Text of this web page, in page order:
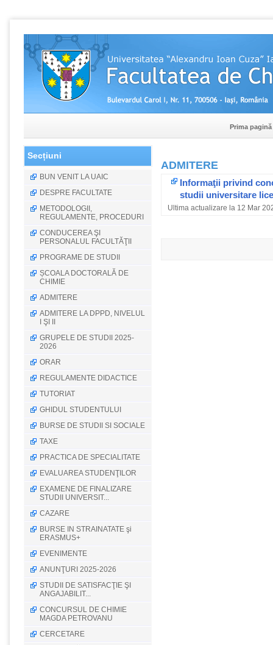
Prima pagină
Secțiuni
BUN VENIT LA UAIC
DESPRE FACULTATE
METODOLOGII,
REGULAMENTE, PROCEDURI
CONDUCEREA ŞI
PERSONALUL FACULTĂŢII
PROGRAME DE STUDII
ȘCOALA DOCTORALĂ DE
CHIMIE
ADMITERE
ADMITERE LA DPPD, NIVELUL
I ŞI II
GRUPELE DE STUDII 2025-
2026
ORAR
REGULAMENTE DIDACTICE
TUTORIAT
GHIDUL STUDENTULUI
BURSE DE STUDII SI SOCIALE
TAXE
PRACTICA DE SPECIALITATE
EVALUAREA STUDENŢILOR
EXAMENE DE FINALIZARE
STUDII UNIVERSIT...
CAZARE
BURSE IN STRAINATATE şi
ERASMUS+
EVENIMENTE
ANUNŢURI 2025-2026
STUDII DE SATISFACŢIE ŞI
ANGAJABILIT...
CONCURSUL DE CHIMIE
MAGDA PETROVANU
CERCETARE
ADMITERE
Informaţii privind
studii universitare
Ultima actualizare la 12 Mar